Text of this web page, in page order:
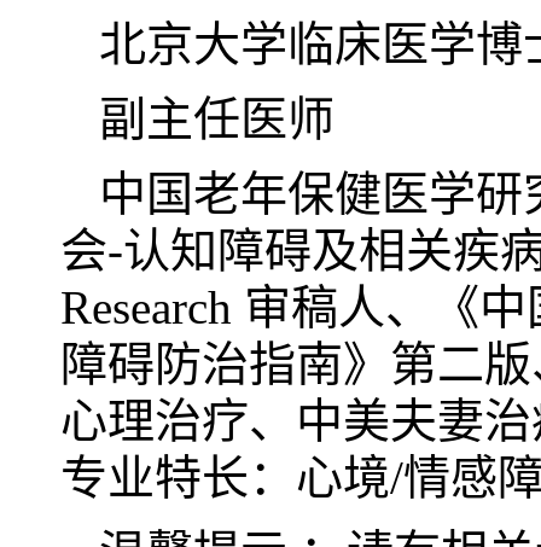
北京大学临床医学博
副主任医师
中国老年保健医学
会-认知障碍及相关疾
Research 审稿人、《
障碍防治指南》第二
心理治疗、中美夫妻
专业特长：心境/情感